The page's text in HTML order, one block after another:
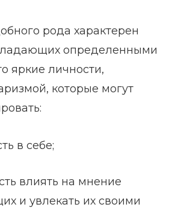
рода характерен
определенными
яркие личности,
которые могут
в себе;
влиять на мнение
и увлекать их своими